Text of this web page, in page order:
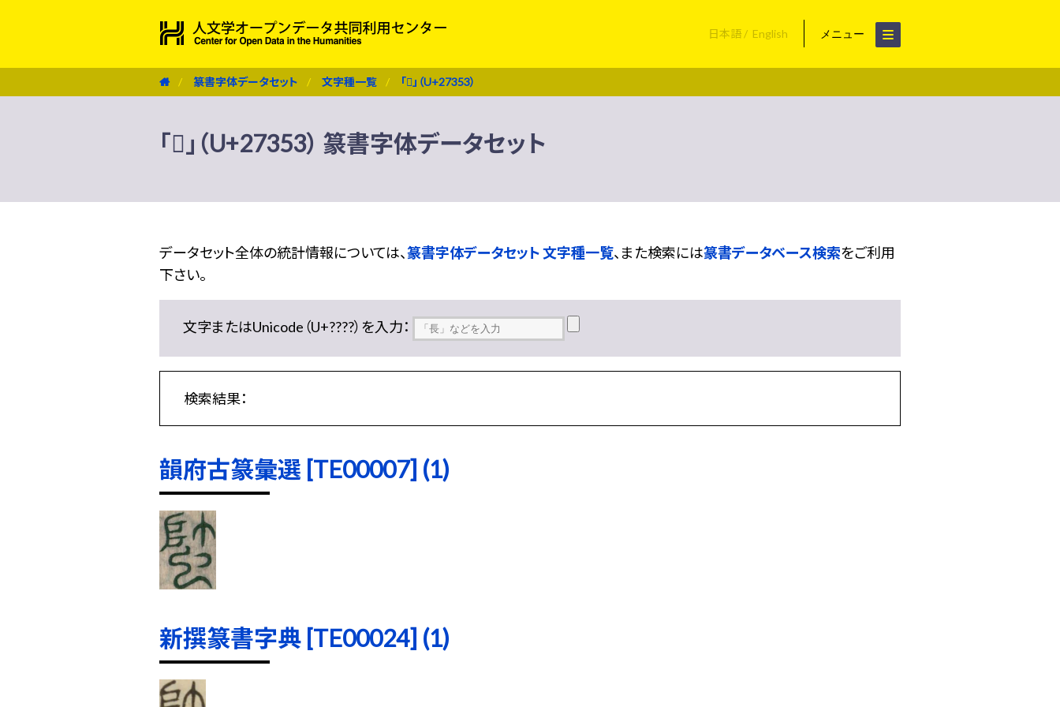
日本語 English メニュー
篆書字体データセット 文字種一覧 「𧍓」（U+27353）
「𧍓」（U+27353） 篆書字体データセット
データセット全体の統計情報については、篆書字体データセット 文字種一覧、また検索には篆書データベース検索をご利用
下さい。
文字またはUnicode（U+????）を入力：
検索結果：
韻府古篆彙選 [TE00007] (1)
新撰篆書字典 [TE00024] (1)